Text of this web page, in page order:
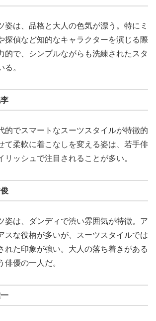
姿は、品格と大人の色気が漂う。特にミ
探偵など知的なキャラクターを演じる際
的で、シンプルながらも洗練されたスタ
る。
的でスマートなスーツスタイルが特徴的
て柔軟に着こなしを変える姿は、若手俳
リッシュで注目されることが多い。
姿は、ダンディで渋い雰囲気が特徴。ア
スな役柄が多いが、スーツスタイルでは
れた印象が強い。大人の落ち着きがある
俳優の一人だ。